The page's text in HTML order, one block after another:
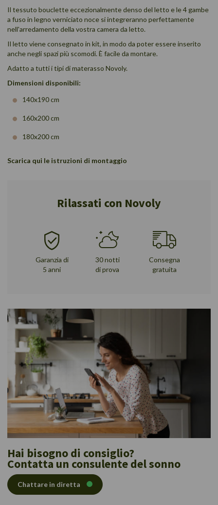
Il tessuto bouclette eccezionalmente denso del letto e le 4 gambe
a fuso in legno verniciato noce si integreranno perfettamente
nell'arredamento della vostra camera da letto.
Il letto viene consegnato in kit, in modo da poter essere inserito
anche negli spazi più scomodi. È facile da montare.
Adatto a tutti i tipi di materasso Novoly.
Dimensioni disponibili:
140x190 cm
160x200 cm
180x200 cm
Scarica qui le istruzioni di montaggio
Rilassati con Novoly
Garanzia di
5 anni
30 notti
di prova
Consegna
gratuita
Hai bisogno di consiglio?
Contatta un consulente del sonno
Chattare in diretta